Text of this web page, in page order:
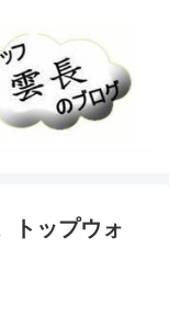
トップウォ